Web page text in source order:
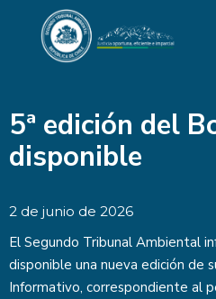
5ª edición del
disponible
2 de junio de 2026
El Segundo Tribunal Ambiental
disponible una nueva edición de
Informativo, correspondiente al